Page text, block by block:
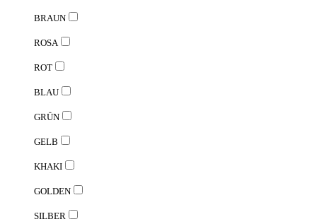
BRAUN
ROSA
ROT
BLAU
GRÜN
GELB
KHAKI
GOLDEN
SILBER